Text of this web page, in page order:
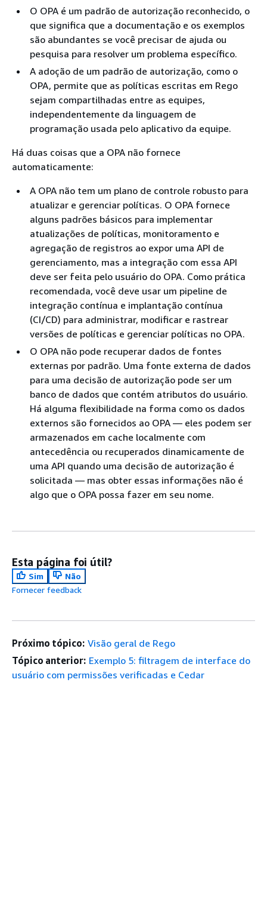
O OPA é um padrão de autorização reconhecido, o
que significa que a documentação e os exemplos
são abundantes se você precisar de ajuda ou
pesquisa para resolver um problema específico.
A adoção de um padrão de autorização, como o
OPA, permite que as políticas escritas em Rego
sejam compartilhadas entre as equipes,
independentemente da linguagem de
programação usada pelo aplicativo da equipe.
Há duas coisas que a OPA não fornece
automaticamente:
A OPA não tem um plano de controle robusto para
atualizar e gerenciar políticas. O OPA fornece
alguns padrões básicos para implementar
atualizações de políticas, monitoramento e
agregação de registros ao expor uma API de
gerenciamento, mas a integração com essa API
deve ser feita pelo usuário do OPA. Como prática
recomendada, você deve usar um pipeline de
integração contínua e implantação contínua
(CI/CD) para administrar, modificar e rastrear
versões de políticas e gerenciar políticas no OPA.
O OPA não pode recuperar dados de fontes
externas por padrão. Uma fonte externa de dados
para uma decisão de autorização pode ser um
banco de dados que contém atributos do usuário.
Há alguma flexibilidade na forma como os dados
externos são fornecidos ao OPA — eles podem ser
armazenados em cache localmente com
antecedência ou recuperados dinamicamente de
uma API quando uma decisão de autorização é
solicitada — mas obter essas informações não é
algo que o OPA possa fazer em seu nome.
Esta página foi útil?
Sim
Não
Fornecer feedback
Próximo tópico: Visão geral de Rego
Tópico anterior: Exemplo 5: filtragem de interface do
usuário com permissões verificadas e Cedar